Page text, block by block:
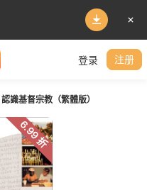
登录 注册
認識基督宗教（繁體版）
6.99 折